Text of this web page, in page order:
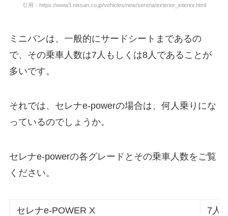
引用：https://www3.nissan.co.jp/vehicles/new/serena/exterior_interior.html
ミニバンは、一般的にサードシートまであるの
で、その乗車人数は7人もしくは8人であることが
多いです。
それでは、セレナe-powerの場合は、何人乗りにな
っているのでしょうか。
セレナe-powerの各グレードとその乗車人数をご覧
ください。
セレナe-POWER X 7人